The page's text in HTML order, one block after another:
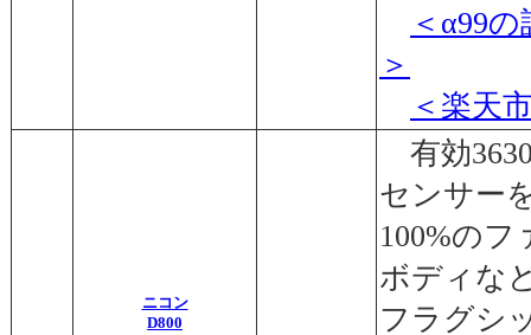
＜α99
＞
＜楽天
ニコン
D800
有効
センサー
100%の
ボディな
フラグシ